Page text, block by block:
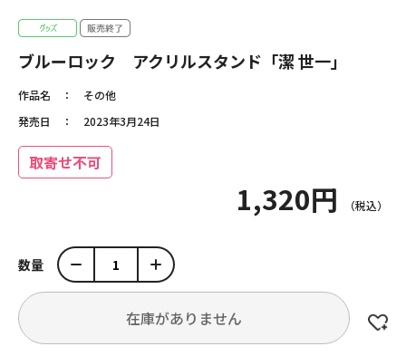
ブルーロック アクリルスタンド「潔 世一」
作品名
その他
発売日
2023年3月24日
取寄せ不可
1,320円
数量
在庫がありません